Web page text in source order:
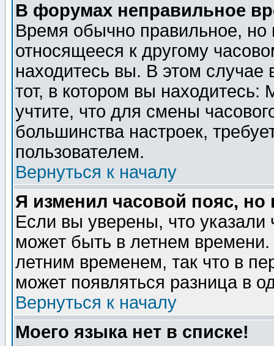
В форумах неправильное
Время обычно правильное,
относящееся к другому
находитесь вы. В этом
тот, в котором вы
учтите, что для смены
большинства настроек,
пользователем.
Вернуться к началу
Я изменил часовой пояс,
Если вы уверены, что указали
может быть в летнем
летним временем, так что в
может появляться разница в
Вернуться к началу
Моего языка нет в списке!